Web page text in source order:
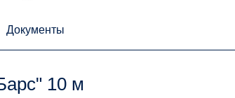
Документы
10 м